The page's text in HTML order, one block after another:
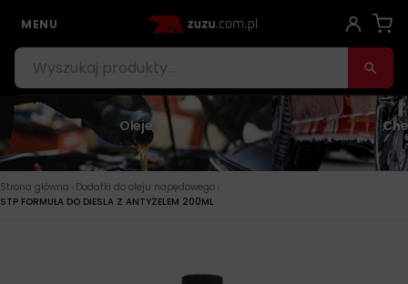
MENU
Oleje
Strona główna › Dodatki do oleju napędowego ›
STP FORMUŁA DO DIESLA Z ANTYŻELEM 200ML